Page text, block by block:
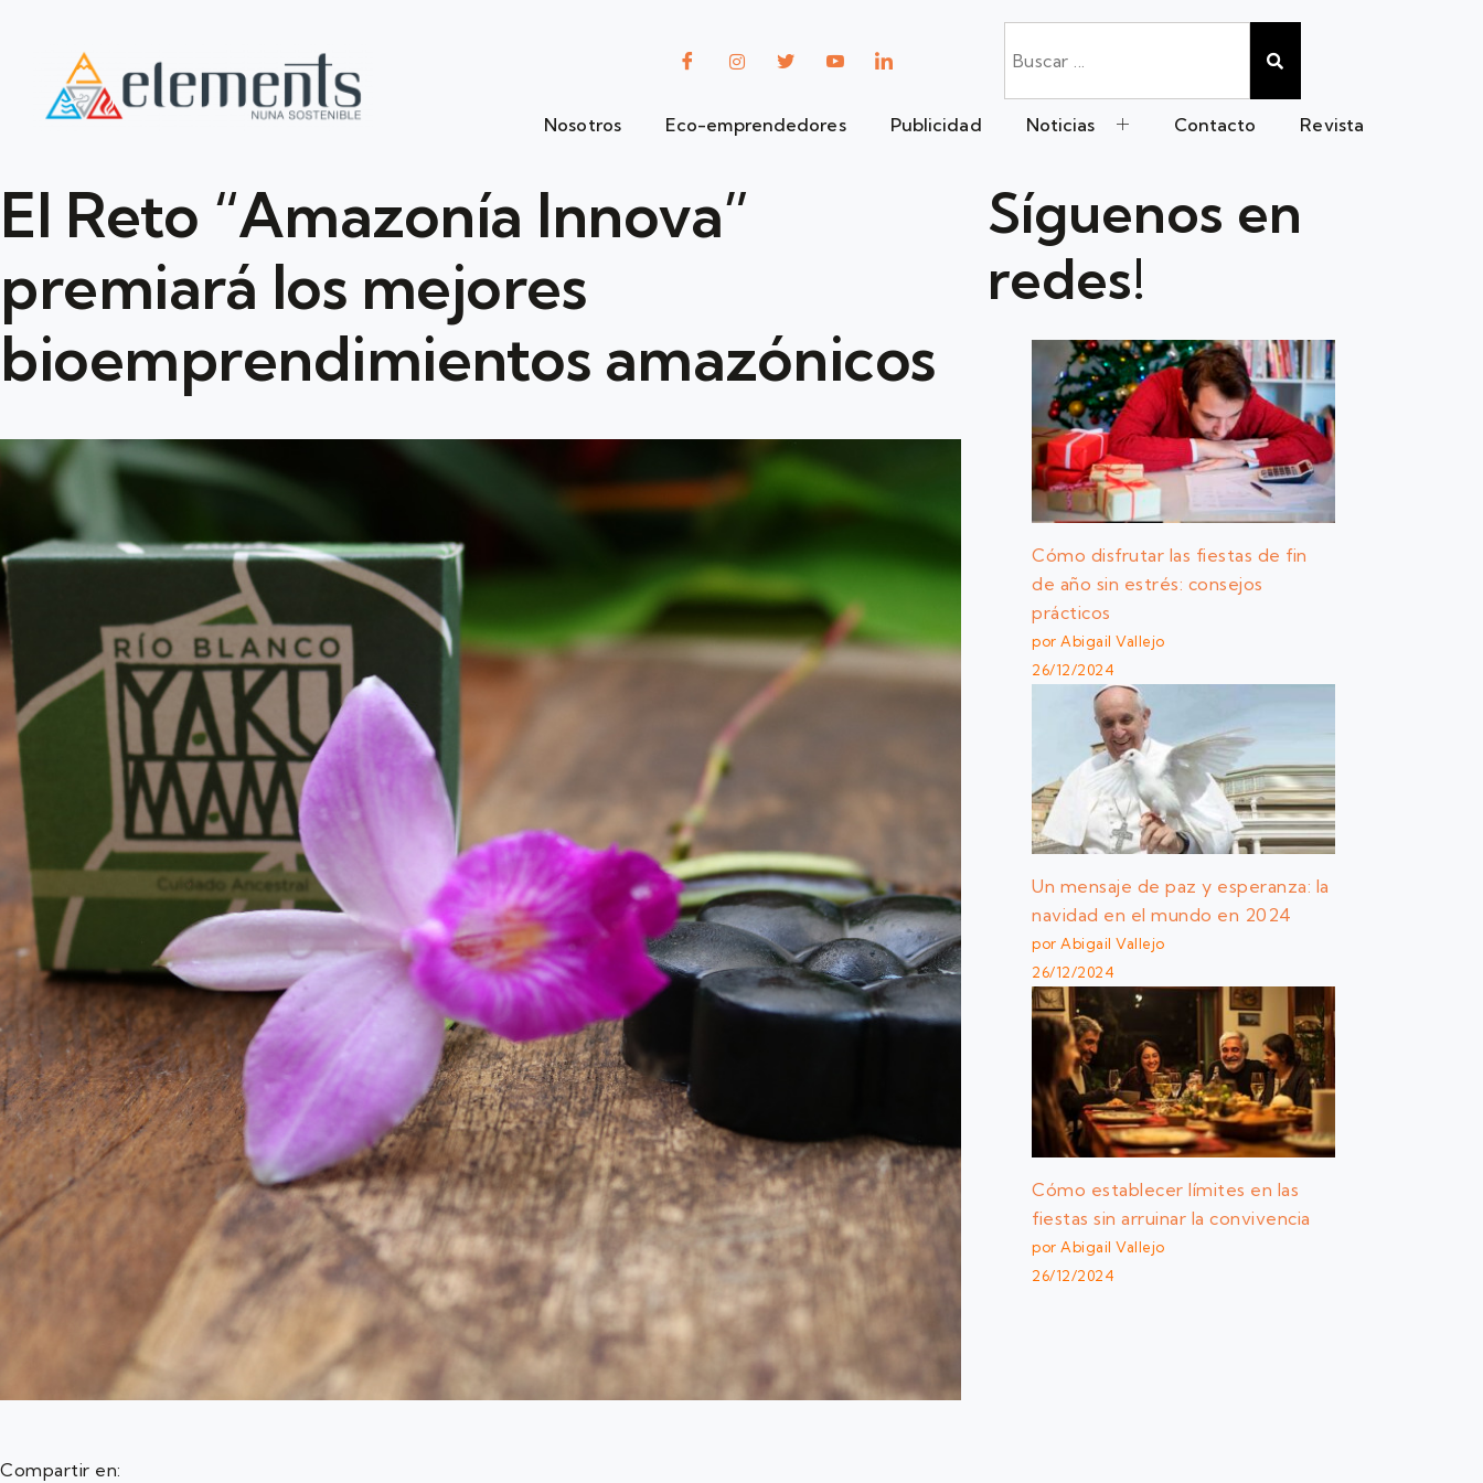
Nosotros Eco-emprendedores Publicidad Noticias Contacto Revista
El Reto “Amazonía Innova”
premiará los mejores
bioemprendimientos amazónicos
Compartir en:
Síguenos en
redes!
Cómo disfrutar las fiestas de fin
de año sin estrés: consejos
prácticos
por Abigail Vallejo
26/12/2024
Un mensaje de paz y esperanza: la
navidad en el mundo en 2024
por Abigail Vallejo
26/12/2024
Cómo establecer límites en las
fiestas sin arruinar la convivencia
por Abigail Vallejo
26/12/2024